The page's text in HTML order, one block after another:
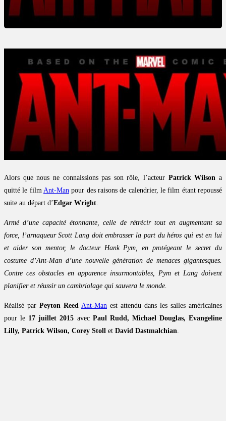
Alors que nous ne connaissions pas son rôle, l’acteur Patrick Wilson a
quitté le film Ant-Man pour des raisons de calendrier, le film étant repoussé
suite au départ d’Edgar Wright.
Armé d’une capacité étonnante, celle de rétrécir tout en augmentant sa
force, l’arnaqueur Scott Lang doit embrasser la part du héros qui est en lui
et aider son mentor, le docteur Hank Pym, en protégeant le secret du
costume d’Ant-Man d’une nouvelle génération de menaces gigantesques.
Contre ces obstacles en apparence insurmontables, Pym et Lang doivent
planifier et réussir un cambriolage qui sauvera le monde.
Réalisé par Peyton Reed Ant-Man est attendu dans les salles américaines
pour le 17 juillet 2015 avec Paul Rudd, Michael Douglas, Evangeline
Lilly, Patrick Wilson, Corey Stoll et David Dastmalchian.